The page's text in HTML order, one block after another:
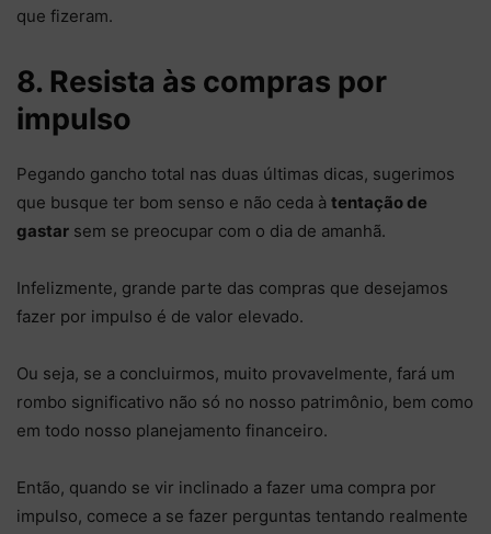
que fizeram.
8. Resista às compras por
impulso
Pegando gancho total nas duas últimas dicas, sugerimos
que busque ter bom senso e não ceda à tentação de
gastar sem se preocupar com o dia de amanhã.
Infelizmente, grande parte das compras que desejamos
fazer por impulso é de valor elevado.
Ou seja, se a concluirmos, muito provavelmente, fará um
rombo significativo não só no nosso patrimônio, bem como
em todo nosso planejamento financeiro.
Então, quando se vir inclinado a fazer uma compra por
impulso, comece a se fazer perguntas tentando realmente